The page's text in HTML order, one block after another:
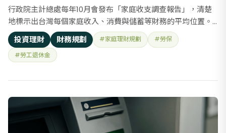
行政院主計總處每年10月會發布「家庭收支調查報告」，清楚
地標示出台灣每個家庭收入、消費與儲蓄等財務的平均位置。
接下來，透過惠芳CFP整理的五種家庭財務數據，對照報告中
的「平均每戶可支配所得」、「消費」、「儲蓄」等重要指
標，就能找到自己家庭在財務地圖座標上的位置。 家庭年收：
投資理財 財務規劃 #家庭理財規劃
#勞保
#勞工退休金